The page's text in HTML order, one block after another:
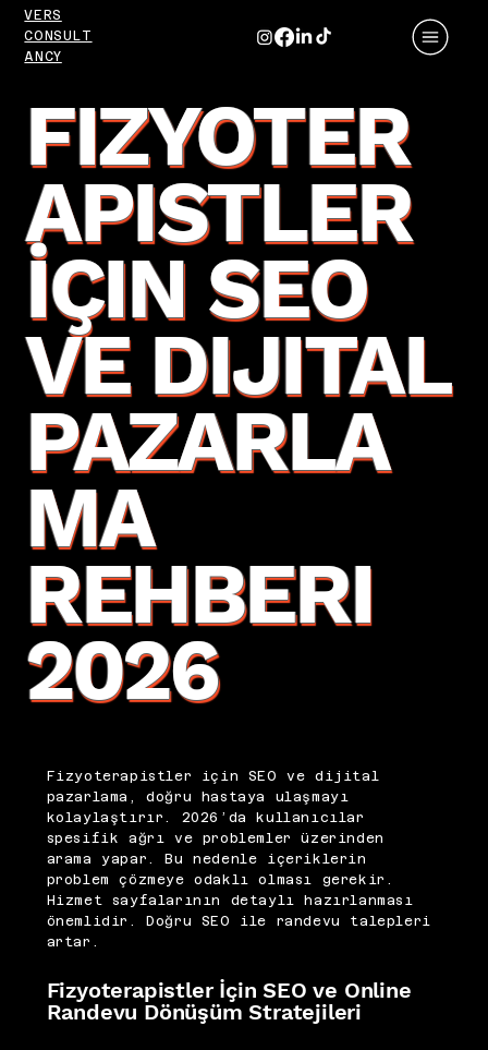
VERS
CONSULT
ANCY
FIZYOTER
APISTLER
İÇIN SEO
VE DIJITAL
PAZARLA
MA
REHBERI
2026
Fizyoterapistler için SEO ve dijital
pazarlama, doğru hastaya ulaşmayı
kolaylaştırır. 2026’da kullanıcılar
spesifik ağrı ve problemler üzerinden
arama yapar. Bu nedenle içeriklerin
problem çözmeye odaklı olması gerekir.
Hizmet sayfalarının detaylı hazırlanması
önemlidir. Doğru SEO ile randevu talepleri
artar.
Fizyoterapistler İçin SEO ve Online
Randevu Dönüşüm Stratejileri